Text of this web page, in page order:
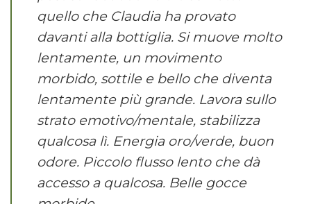
quello che Claudia ha provato
davanti alla bottiglia. Si muove molto
lentamente, un movimento
morbido, sottile e bello che diventa
lentamente più grande. Lavora sullo
strato emotivo/mentale, stabilizza
qualcosa lì. Energia oro/verde, buon
odore. Piccolo flusso lento che dà
accesso a qualcosa. Belle gocce